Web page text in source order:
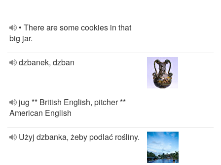
• There are some cookies in that
big jar.
dzbanek, dzban
jug ** British English, pitcher **
American English
Użyj dzbanka, żeby podlać rośliny.